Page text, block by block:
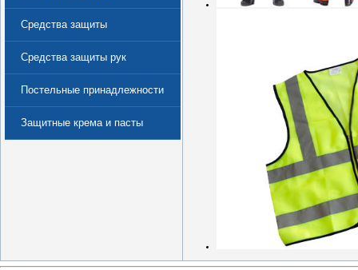
Средства защиты
Средства защиты рук
Постельные принадлежности
Защитные крема и пасты